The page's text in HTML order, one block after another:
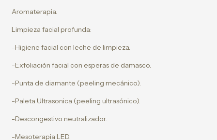
Aromaterapia.
Limpieza facial profunda:
-Higiene facial con leche de limpieza.
-Exfoliación facial con esperas de damasco.
-Punta de diamante (peeling mecánico).
-Paleta Ultrasonica (peeling ultrasónico).
-Descongestivo neutralizador.
-Mesoterapia LED.